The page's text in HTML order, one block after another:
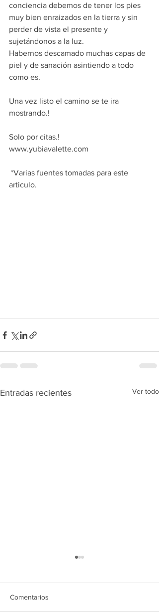
conciencia debemos de tener los pies
muy bien enraizados en la tierra y sin
perder de vista el presente y
sujetándonos a la luz.
Habernos descamado muchas capas de
piel y de sanación asintiendo a todo
como es.
Una vez listo el camino se te ira
mostrando.!
Solo por citas.!
www.yubiavalette.com
articulo.
Entradas recientes Ver todo
Comentarios